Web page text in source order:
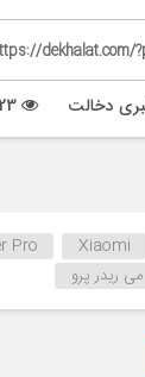
dekhalat.com/
دخالت
Pro Xiaomi
می ریدر پرو